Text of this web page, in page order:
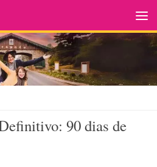
90 dias de